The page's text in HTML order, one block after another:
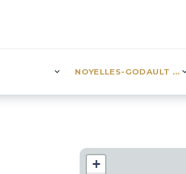
NOYELLES-GODAULT (0)
+